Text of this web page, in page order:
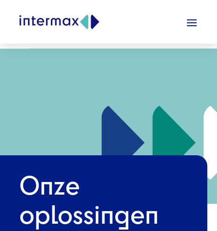
Onze
oplossingen